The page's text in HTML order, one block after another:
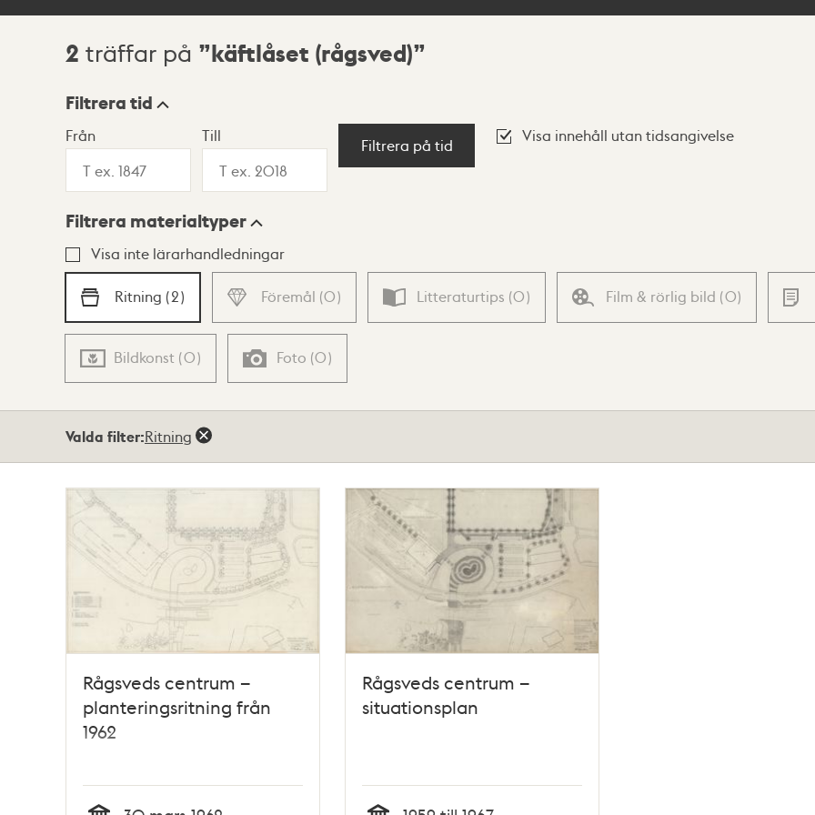
Sökresultat
2 träffar på käftlåset (rågsved)
Visningsläge
Lista Karta
Filtrera tid
Från Till
Filtrera på tid
Visa innehåll utan tidsangivelse
Filtrera materialtyper
Visa inte lärarhandledningar
Ritning (2) Föremål (0) Litteraturtips (0) Film & rörlig bild (0)
Bildkonst (0) Foto (0)
Valda filter:Ritning
Rågsveds centrum –
planteringsritning från
1962
Rågsveds centrum –
situationsplan